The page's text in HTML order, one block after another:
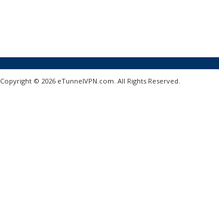
Copyright © 2026 eTunnelVPN.com. All Rights Reserved.